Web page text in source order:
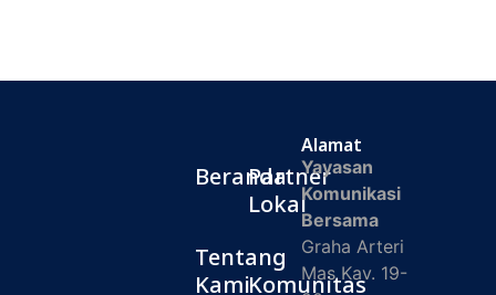
Beranda
Tentang
Kami
Partner
Lokal
Komunitas
Alamat
Yayasan
Komunikasi
Bersama
Graha Arteri
Mas Kav. 19-